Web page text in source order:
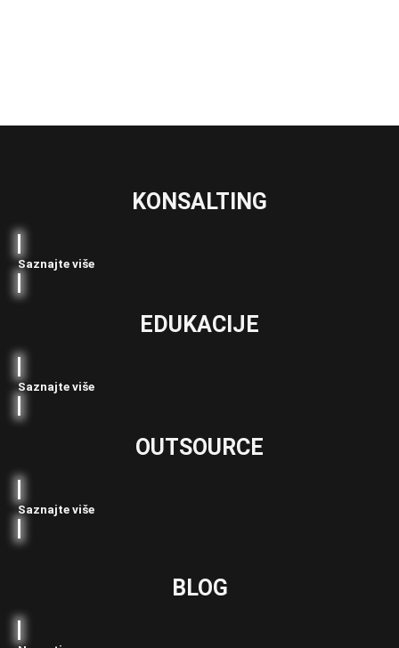
KONSALTING
Saznajte više
EDUKACIJE
Saznajte više
OUTSOURCE
Saznajte više
BLOG